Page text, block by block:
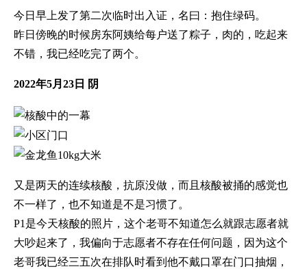
今日早上发了第二次临时出入证，名曰：抱住绿码。
昨日傍晚的时候房东阿姨给每户送了粽子，肉的，吃起来
不错，我已经吃完了两个。
2022年5月23日 阴
又是两天的连续核酸，抗原没做，而且核酸被捅的感觉也
不一样了，也不知道是不是习惯了。
P1是今天核酸的照片，这个老哥不知道怎么就跟志愿者就
大吵起来了，我偏向于志愿者不存在任何问题，因为这个
老哥我已经三五次在排队时看到他不戴口罩在门口抽烟，